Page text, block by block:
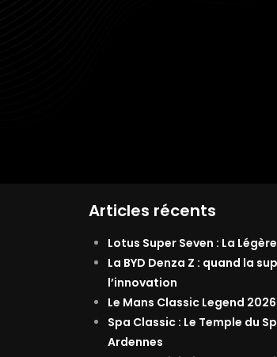
Articles récents
Lotus Super Seven : La
La BYD Denza Z : quand la
l’innovation
Le Mans Classic Legend
Spa Classic : Le Temple du
Ardennes